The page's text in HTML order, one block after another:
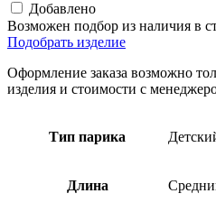
Добавлено
Возможен подбор из наличия в
Подобрать изделие
Оформление заказа возможно
изделия и стоимости с
Тип парика
Длина